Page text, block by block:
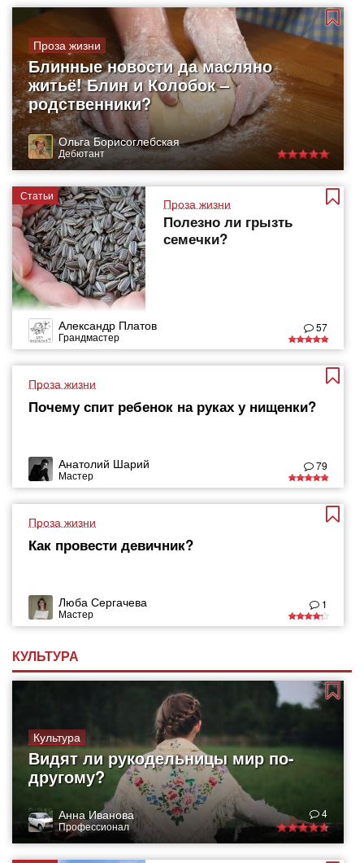
Проза жизни
Блинные новости да масляно
житьё! Блин и Колобок –
родственники?
Ольга Борисоглебская
Дебютант
Статьи
Проза жизни
Полезно ли грызть
семечки?
Александр Платов
Грандмастер
57
Проза жизни
Почему спит ребенок на руках у нищенки?
Анатолий Шарий
Мастер
79
Проза жизни
Как провести девичник?
Люба Сергачева
Мастер
1
КУЛЬТУРА
Культура
Видят ли рукодельницы мир по-
другому?
Анна Иванова
Профессионал
4